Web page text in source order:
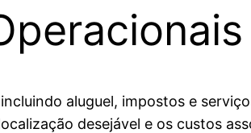
aluguel, impostos e
desejável e os custos